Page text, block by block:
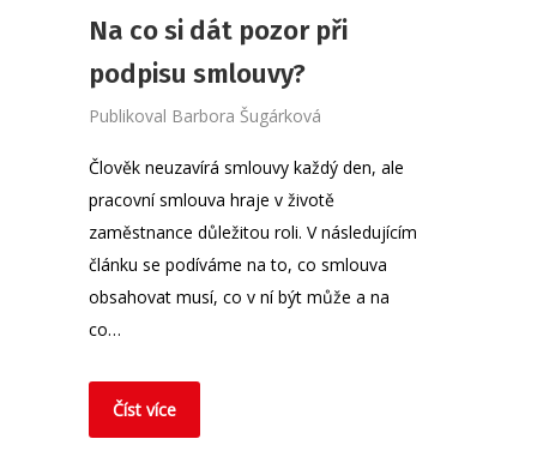
Na co si dát pozor při
podpisu smlouvy?
Publikoval Barbora Šugárková
Člověk neuzavírá smlouvy každý den, ale
pracovní smlouva hraje v životě
zaměstnance důležitou roli. V následujícím
článku se podíváme na to, co smlouva
obsahovat musí, co v ní být může a na
co…
Číst více